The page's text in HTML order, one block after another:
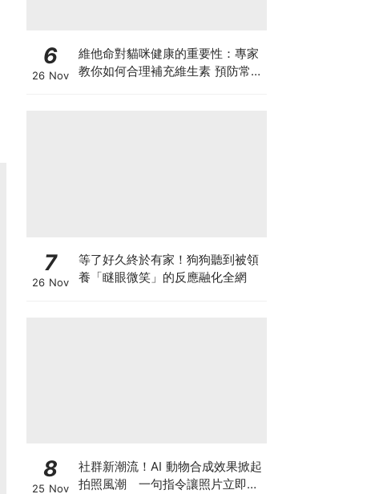
6
26 Nov
維他命對貓咪健康的重要性：專家
教你如何合理補充維生素 預防常見
7
26 Nov
等了好久終於有家！狗狗聽到被領
養「瞇眼微笑」的反應融化全網
8
25 Nov
社群新潮流！AI 動物合成效果掀起
拍照風潮 一句指令讓照片立即升